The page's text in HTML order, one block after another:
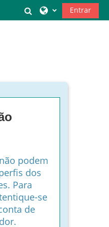
Alternar aEntrar
podem
dos
Para
se
de